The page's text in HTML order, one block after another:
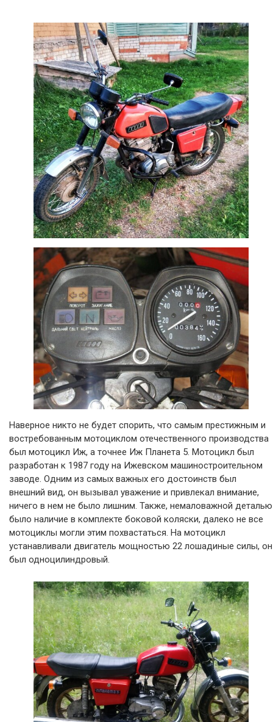
Наверное никто не будет спорить, что самым престижным и
востребованным мотоциклом отечественного производства
был мотоцикл Иж, а точнее Иж Планета 5. Мотоцикл был
разработан к 1987 году на Ижевском машиностроительном
заводе. Одним из самых важных его достоинств был
внешний вид, он вызывал уважение и привлекал внимание,
ничего в нем не было лишним. Также, немаловажной деталью
было наличие в комплекте боковой коляски, далеко не все
мотоциклы могли этим похвастаться. На мотоцикл
устанавливали двигатель мощностью 22 лошадиные силы, он
был одноцилиндровый.